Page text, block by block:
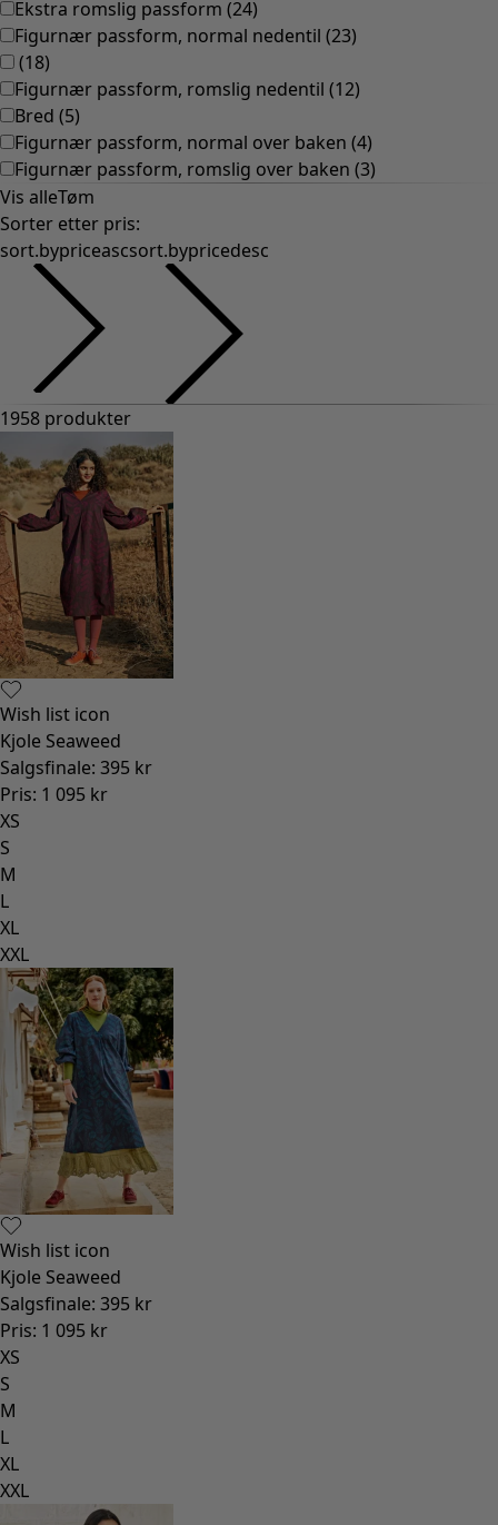
Ekstra romslig passform (24)
Figurnær passform, normal nedentil (23)
(18)
Figurnær passform, romslig nedentil (12)
Bred (5)
Figurnær passform, normal over baken (4)
Figurnær passform, romslig over baken (3)
Vis alleTøm
Sorter etter pris:
sort.bypriceascsort.bypricedesc
1958 produkter
Wish list icon
Kjole Seaweed
Salgsfinale: 395 kr
Pris: 1 095 kr
XS
S
M
L
XL
XXL
Wish list icon
Kjole Seaweed
Salgsfinale: 395 kr
Pris: 1 095 kr
XS
S
M
L
XL
XXL